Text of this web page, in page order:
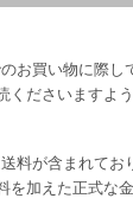
お買い物に際し
くださいますよ
料が含まれてお
を加えた正式な